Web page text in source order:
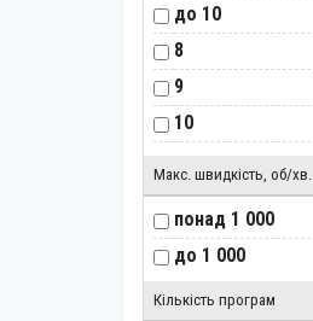
до 10
8
9
10
15
Макс. швидкість, об/хв.
понад 1 000
до 1 000
Кількість програм